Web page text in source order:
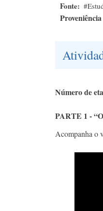
Fonte
Número de
PARTE 1 -
Acompanha o